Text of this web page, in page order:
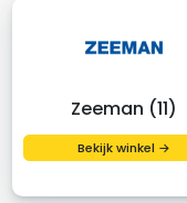
Zeeman (11)
Bekijk winkel →